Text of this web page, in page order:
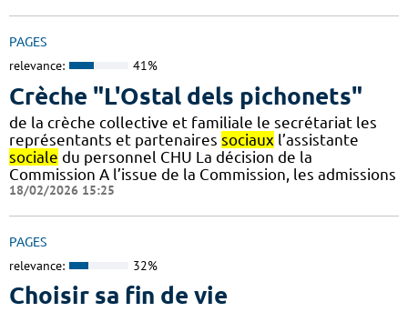
PAGES
relevance: 41%
Crèche "L'Ostal dels pichonets"
de la crèche collective et familiale le secrétariat les
représentants et partenaires sociaux l’assistante
sociale du personnel CHU La décision de la
Commission A l’issue de la Commission, les admissions
18/02/2026 15:25
PAGES
relevance: 32%
Choisir sa fin de vie